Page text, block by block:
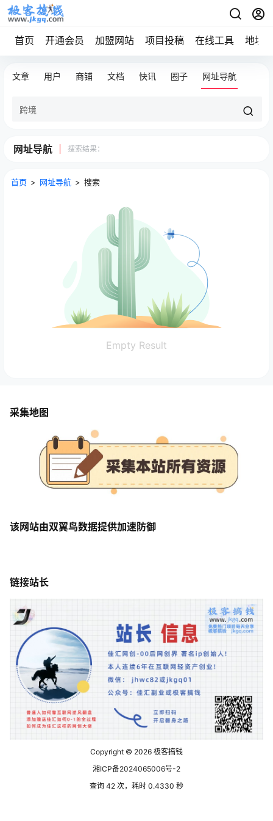
首页 开通会员 加盟网站 项目投稿 在线工具 地址
文章 用户 商铺 文档 快讯 圈子 网址导航
网址导航 搜索结果：
首页 > 网址导航 > 搜索
Empty Result
采集地图
该网站由双翼鸟数据提供加速防御
链接站长
Copyright © 2026 极客搞钱
湘ICP备2024065006号-2
查询 42 次，耗时 0.4330 秒